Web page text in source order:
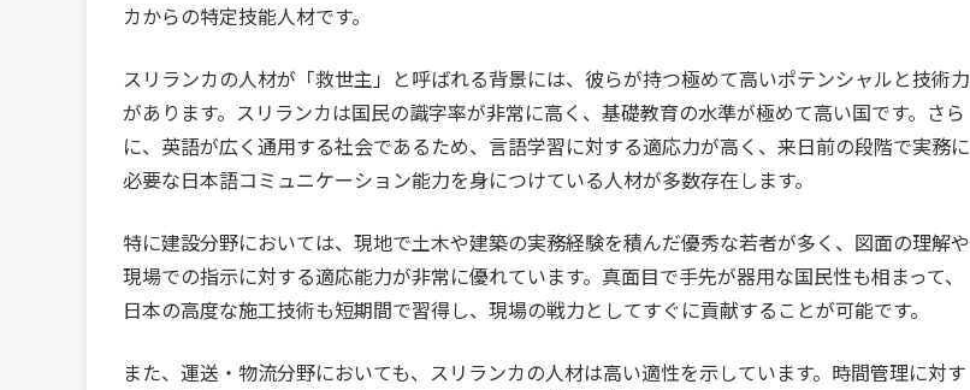
カからの特定技能人材です。
スリランカの人材が「救世主」と呼ばれる背景には、彼らが持つ極めて高いポテンシャルと技術力
があります。スリランカは国民の識字率が非常に高く、基礎教育の水準が極めて高い国です。さら
に、英語が広く通用する社会であるため、言語学習に対する適応力が高く、来日前の段階で実務に
必要な日本語コミュニケーション能力を身につけている人材が多数存在します。
特に建設分野においては、現地で土木や建築の実務経験を積んだ優秀な若者が多く、図面の理解や
現場での指示に対する適応能力が非常に優れています。真面目で手先が器用な国民性も相まって、
日本の高度な施工技術も短期間で習得し、現場の戦力としてすぐに貢献することが可能です。
また、運送・物流分野においても、スリランカの人材は高い適性を示しています。時間管理に対す